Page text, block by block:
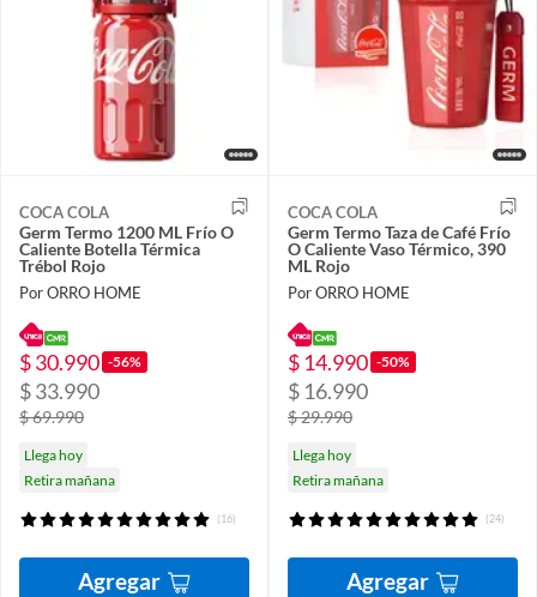
COCA COLA
Germ Termo 1200 ML Frío O
Caliente Botella Térmica
Trébol Rojo
Por ORRO HOME
$ 30.990 -56%
$ 33.990
$ 69.990
Llega hoy
Retira mañana
(16)
Agregar
COCA COLA
Germ Termo Taza de Café Frío
O Caliente Vaso Térmico, 390
ML Rojo
Por ORRO HOME
$ 14.990 -50%
$ 16.990
$ 29.990
Llega hoy
Retira mañana
(24)
Agregar